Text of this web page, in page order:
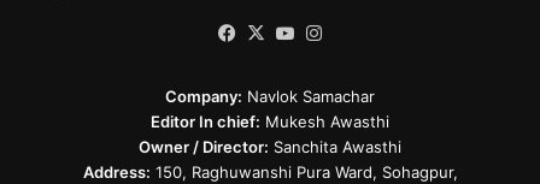
Facebook
X YouTube
Company: Navlok Samachar
Editor In chief: Mukesh Awasthi
Owner / Director: Sanchita Awasthi
Address: 150, Raghuwanshi Pura Ward, Sohagpur,